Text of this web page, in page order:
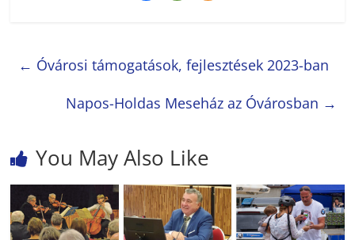
← Óvárosi támogatások, fejlesztések 2023-ban
Napos-Holdas Meseház az Óvárosban →
You May Also Like